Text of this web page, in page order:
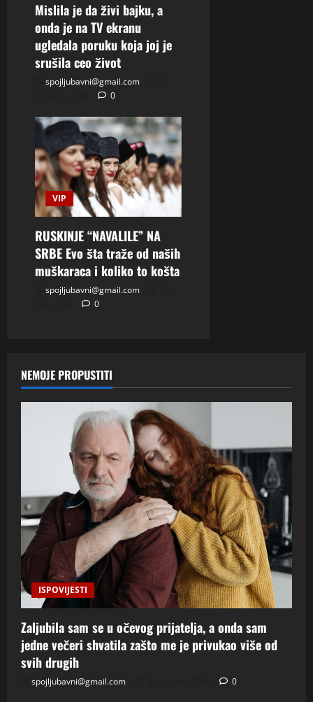
Mislila je da živi bajku, a
onda je na TV ekranu
ugledala poruku koja joj je
srušila ceo život
spojljubavni@gmail.com
0
VIP
RUSKINJE “NAVALILE” NA
SRBE Evo šta traže od naših
muškaraca i koliko to košta
spojljubavni@gmail.com
0
NEMOJE PROPUSTITI
ISPOVIJESTI
Zaljubila sam se u očevog prijatelja, a onda sam
jedne večeri shvatila zašto me je privukao više od
svih drugih
spojljubavni@gmail.com 0